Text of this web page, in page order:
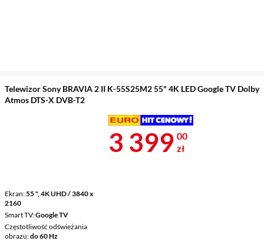
Telewizor Sony BRAVIA 2 II K-55S25M2 55" 4K LED Google TV Dolby
Atmos DTS-X DVB-T2
Ekran 55 ", 4K UHD / 3840 x
2160
Smart TV Google TV
Częstotliwość odświeżania
obrazu do 60 Hz
Cena 3 399 zł
3 399 00
zł